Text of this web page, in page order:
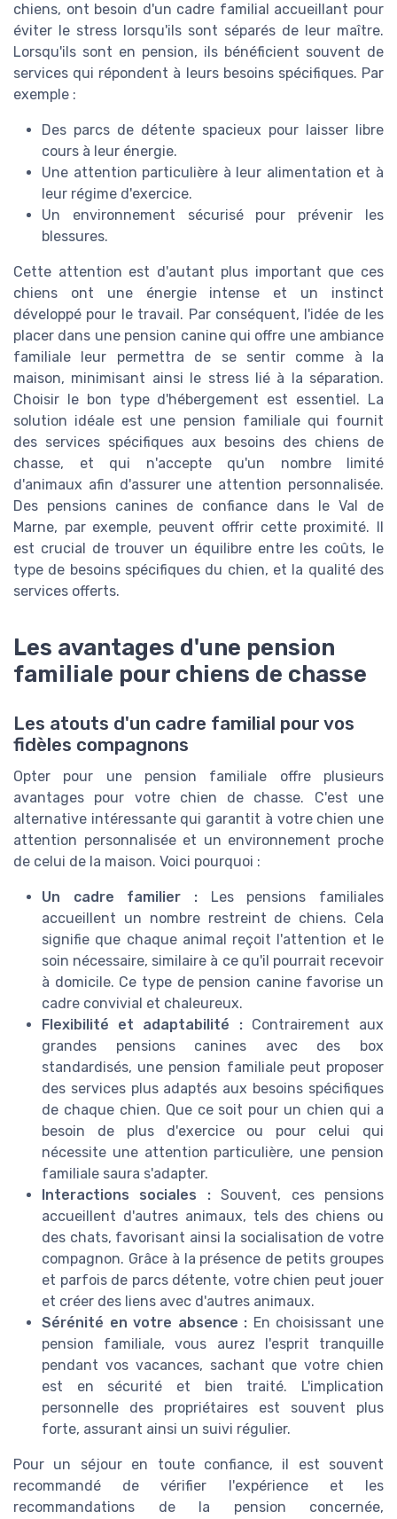
chiens, ont besoin d'un cadre familial accueillant pour
éviter le stress lorsqu'ils sont séparés de leur maître.
Lorsqu'ils sont en pension, ils bénéficient souvent de
services qui répondent à leurs besoins spécifiques. Par
exemple :
Des parcs de détente spacieux pour laisser libre
cours à leur énergie.
Une attention particulière à leur alimentation et à
leur régime d'exercice.
Un environnement sécurisé pour prévenir les
blessures.
Cette attention est d'autant plus important que ces
chiens ont une énergie intense et un instinct
développé pour le travail. Par conséquent, l'idée de les
placer dans une pension canine qui offre une ambiance
familiale leur permettra de se sentir comme à la
maison, minimisant ainsi le stress lié à la séparation.
Choisir le bon type d'hébergement est essentiel. La
solution idéale est une pension familiale qui fournit
des services spécifiques aux besoins des chiens de
chasse, et qui n'accepte qu'un nombre limité
d'animaux afin d'assurer une attention personnalisée.
Des pensions canines de confiance dans le Val de
Marne, par exemple, peuvent offrir cette proximité. Il
est crucial de trouver un équilibre entre les coûts, le
type de besoins spécifiques du chien, et la qualité des
services offerts.
Les avantages d'une pension
familiale pour chiens de chasse
Les atouts d'un cadre familial pour vos
fidèles compagnons
Opter pour une pension familiale offre plusieurs
avantages pour votre chien de chasse. C'est une
alternative intéressante qui garantit à votre chien une
attention personnalisée et un environnement proche
de celui de la maison. Voici pourquoi :
Un cadre familier : Les pensions familiales
accueillent un nombre restreint de chiens. Cela
signifie que chaque animal reçoit l'attention et le
soin nécessaire, similaire à ce qu'il pourrait recevoir
à domicile. Ce type de pension canine favorise un
cadre convivial et chaleureux.
Flexibilité et adaptabilité :Contrairement aux
grandes pensions canines avec des box
standardisés, une pension familiale peut proposer
des services plus adaptés aux besoins spécifiques
de chaque chien. Que ce soit pour un chien qui a
besoin de plus d'exercice ou pour celui qui
nécessite une attention particulière, une pension
familiale saura s'adapter.
Interactions sociales :Souvent, ces pensions
accueillent d'autres animaux, tels des chiens ou
des chats, favorisant ainsi la socialisation de votre
compagnon. Grâce à la présence de petits groupes
et parfois de parcs détente, votre chien peut jouer
et créer des liens avec d'autres animaux.
Sérénité en votre absence : En choisissant une
pension familiale, vous aurez l'esprit tranquille
pendant vos vacances, sachant que votre chien
est en sécurité et bien traité. L'implication
personnelle des propriétaires est souvent plus
forte, assurant ainsi un suivi régulier.
Pour un séjour en toute confiance, il est souvent
recommandé de vérifier l'expérience et les
recommandations de la pension concernée,